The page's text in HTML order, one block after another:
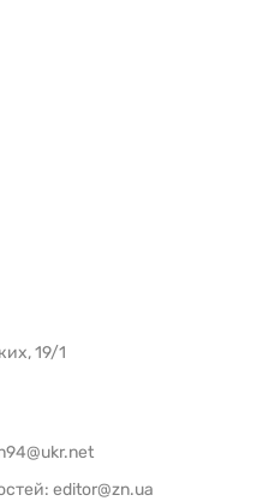
19/1
editor@zn.ua